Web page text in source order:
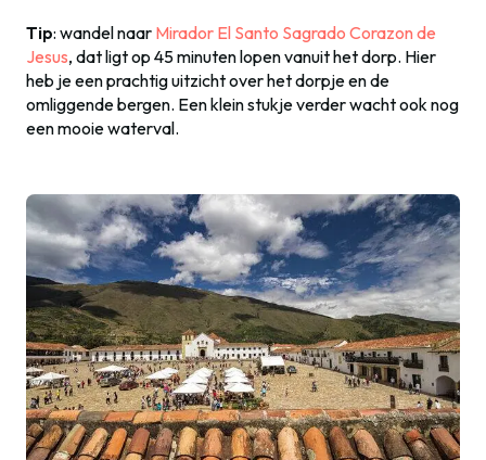
Tip: wandel naar Mirador El Santo Sagrado Corazon de
Jesus, dat ligt op 45 minuten lopen vanuit het dorp. Hier
heb je een prachtig uitzicht over het dorpje en de
omliggende bergen. Een klein stukje verder wacht ook nog
een mooie waterval.